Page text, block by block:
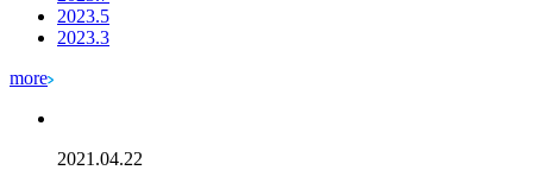
2023.5
2023.3
more
2021.04.22